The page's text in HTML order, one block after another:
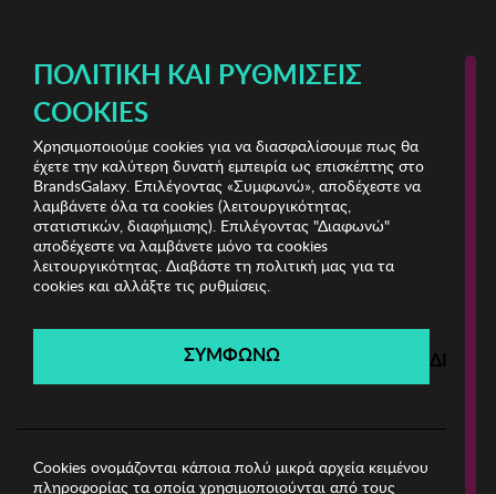
Stylish Clearance Vol.2 ΑΝΤΡΑΣ
Stylish Clearance Vol.2
Λήγει σε: 00ημέρες | 00ώρες 00λεπτά 00δευτ.
Filters
ΠΟΛΙΤΙΚΉ ΚΑΙ ΡΥΘΜΊΣΕΙΣ
COOKIES
Χρησιμοποιούμε cookies για να διασφαλίσουμε πως θα
έχετε την καλύτερη δυνατή εμπειρία ως επισκέπτης στο
BrandsGalaxy. Επιλέγοντας «Συμφωνώ», αποδέχεστε να
λαμβάνετε όλα τα cookies (λειτουργικότητας,
στατιστικών, διαφήμισης). Επιλέγοντας "Διαφωνώ"
αποδέχεστε να λαμβάνετε μόνο τα cookies
λειτουργικότητας. Διαβάστε τη πολιτική μας για τα
cookies και αλλάξτε τις ρυθμίσεις.
ΣΥΜΦΩΝΩ
Cookies ονομάζονται κάποια πολύ μικρά αρχεία κειμένου
πληροφορίας τα οποία χρησιμοποιούνται από τους